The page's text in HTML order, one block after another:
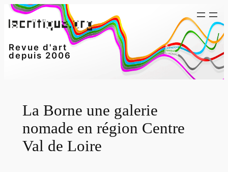
Aller
au
Revue d'art
depuis 2006
La Borne une galerie
nomade en région Centre
Val de Loire